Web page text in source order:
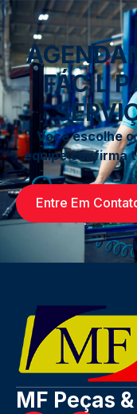
FÁCIL
Você escolhe
equipe confirma
Entre Em
MF Peças